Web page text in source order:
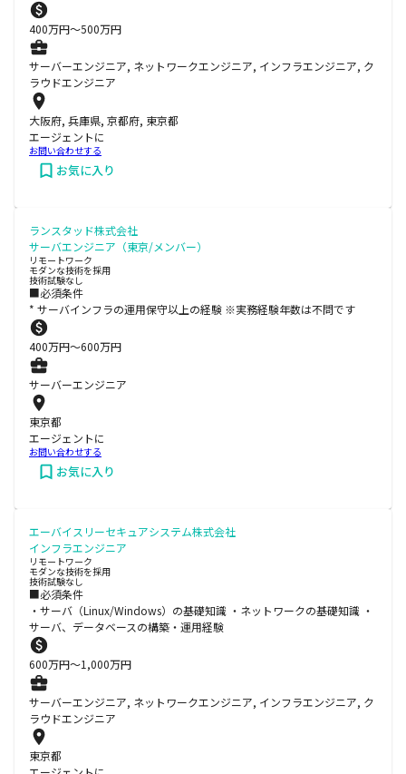
400万円〜500万円
サーバーエンジニア, ネットワークエンジニア, インフラエンジニア, ク
ラウドエンジニア
大阪府, 兵庫県, 京都府, 東京都
エージェントに
お問い合わせする
お気に入り
ランスタッド株式会社
サーバエンジニア（東京/メンバー）
リモートワーク
モダンな技術を採用
技術試験なし
■必須条件
* サーバインフラの運用保守以上の経験 ※実務経験年数は不問です
400万円〜600万円
サーバーエンジニア
東京都
エージェントに
お問い合わせする
お気に入り
エーバイスリーセキュアシステム株式会社
インフラエンジニア
リモートワーク
モダンな技術を採用
技術試験なし
■必須条件
・サーバ（Linux/Windows）の基礎知識 ・ネットワークの基礎知識 ・
サーバ、データベースの構築・運用経験
600万円〜1,000万円
サーバーエンジニア, ネットワークエンジニア, インフラエンジニア, ク
ラウドエンジニア
東京都